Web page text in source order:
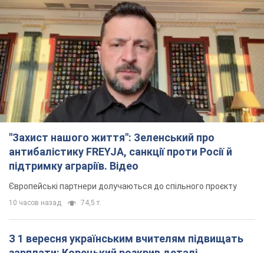
"Захист нашого життя": Зеленський про
антибалістику FREYJA, санкції проти Росії й
підтримку аграріїв. Відео
Європейські партнери долучаються до спільного проєкту
10 часов назад 74,5 т.
З 1 вересня українським вчителям підвищать